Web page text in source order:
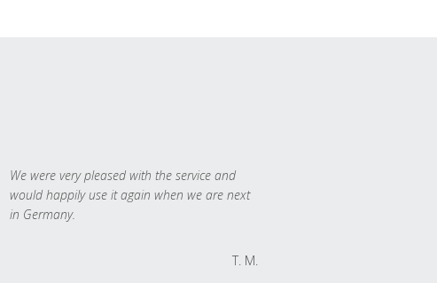
We were very pleased with the service and
would happily use it again when we are next
in Germany.
T. M.